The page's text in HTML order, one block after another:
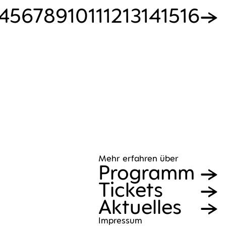
5678910111213141516→
Mehr erfahren über
Pro­gramm
Tickets
Aktu­el­les
Impres­sum